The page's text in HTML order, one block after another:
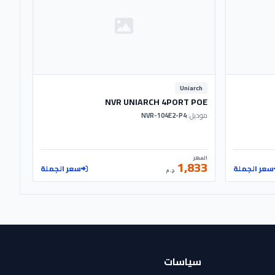
سعر الجملة
Uniarch
NVR UNIARCH 4PORT POE
موديل:NVR-104E2-P4
السعر
1,833 ج.م سعر الجملة
سياسات